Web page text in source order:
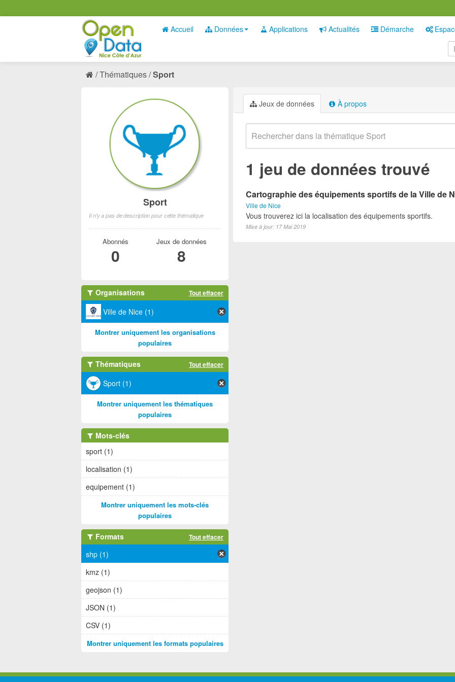
Accueil Données Applications Actualités Démarche
Thématiques Sport
Jeux de données À propos
1 jeu de données trouvé
Cartographie des équipements sportifs de la Ville de
Ville de Nice
Vous trouverez ici la localisation des équipements sportifs.
Mise à jour: 17 Mai 2019
Sport
Il n'y a pas de description pour cette thématique
Abonnés
0
Jeux de données
8
Organisations Tout effacer
Ville de Nice (1)
Montrer uniquement les organisations
populaires
Thématiques Tout effacer
Sport (1)
Montrer uniquement les thématiques
populaires
Mots-clés
sport (1)
localisation (1)
equipement (1)
Montrer uniquement les mots-clés
populaires
Formats Tout effacer
shp (1)
kmz (1)
geojson (1)
JSON (1)
CSV (1)
Montrer uniquement les formats populaires